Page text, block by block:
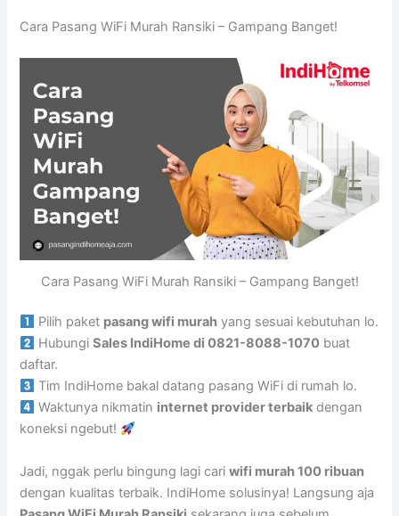
Cara Pasang WiFi Murah Ransiki – Gampang Banget!
Cara Pasang WiFi Murah Ransiki – Gampang Banget!
Pilih paket pasang wifi murah yang sesuai kebutuhan lo.
HubungiSales IndiHome di 0821-8088-1070 buat
daftar.
Tim IndiHome bakal datang pasang WiFi di rumah lo.
Waktunya nikmatin internet provider terbaik dengan
koneksi ngebut!
Jadi, nggak perlu bingung lagi cariwifi murah 100 ribuan
dengan kualitas terbaik. IndiHome solusinya! Langsung aja